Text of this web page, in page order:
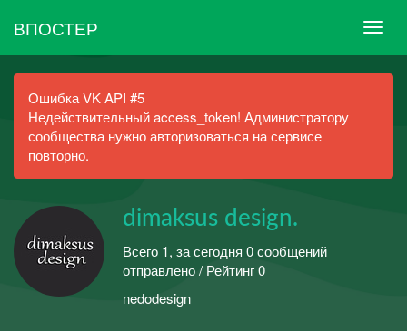
ВПОСТЕР
Ошибка VK API #5
Недействительный access_token! Администратору
сообщества нужно авторизоваться на сервисе
повторно.
dimaksus design.
Всего 1, за сегодня 0 сообщений
отправлено / Рейтинг 0
nedodesign